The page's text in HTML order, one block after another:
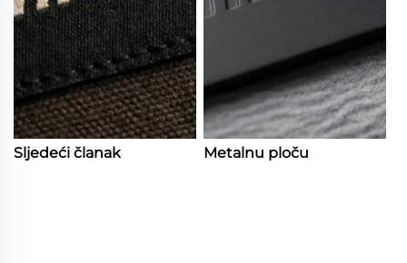
Sljedeći članak Metalnu ploču